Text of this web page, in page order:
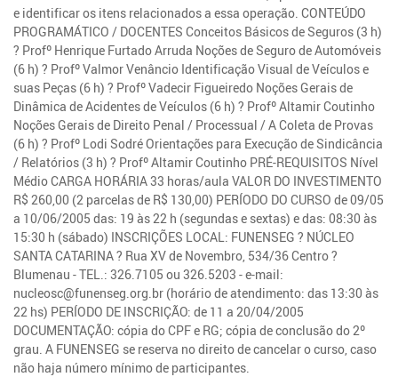
e identificar os itens relacionados a essa operação. CONTEÚDO
PROGRAMÁTICO / DOCENTES Conceitos Básicos de Seguros (3 h)
? Profº Henrique Furtado Arruda Noções de Seguro de Automóveis
(6 h) ? Profº Valmor Venâncio Identificação Visual de Veículos e
suas Peças (6 h) ? Profº Vadecir Figueiredo Noções Gerais de
Dinâmica de Acidentes de Veículos (6 h) ? Profº Altamir Coutinho
Noções Gerais de Direito Penal / Processual / A Coleta de Provas
(6 h) ? Profº Lodi Sodré Orientações para Execução de Sindicância
/ Relatórios (3 h) ? Profº Altamir Coutinho PRÉ-REQUISITOS Nível
Médio CARGA HORÁRIA 33 horas/aula VALOR DO INVESTIMENTO
R$ 260,00 (2 parcelas de R$ 130,00) PERÍODO DO CURSO de 09/05
a 10/06/2005 das: 19 às 22 h (segundas e sextas) e das: 08:30 às
15:30 h (sábado) INSCRIÇÕES LOCAL: FUNENSEG ? NÚCLEO
SANTA CATARINA ? Rua XV de Novembro, 534/36 Centro ?
Blumenau - TEL.: 326.7105 ou 326.5203 - e-mail:
nucleosc@funenseg.org.br (horário de atendimento: das 13:30 às
22 hs) PERÍODO DE INSCRIÇÃO: de 11 a 20/04/2005
DOCUMENTAÇÃO: cópia do CPF e RG; cópia de conclusão do 2º
grau. A FUNENSEG se reserva no direito de cancelar o curso, caso
não haja número mínimo de participantes.